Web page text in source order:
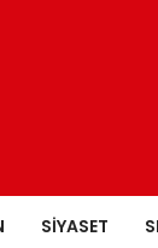
SIYASET